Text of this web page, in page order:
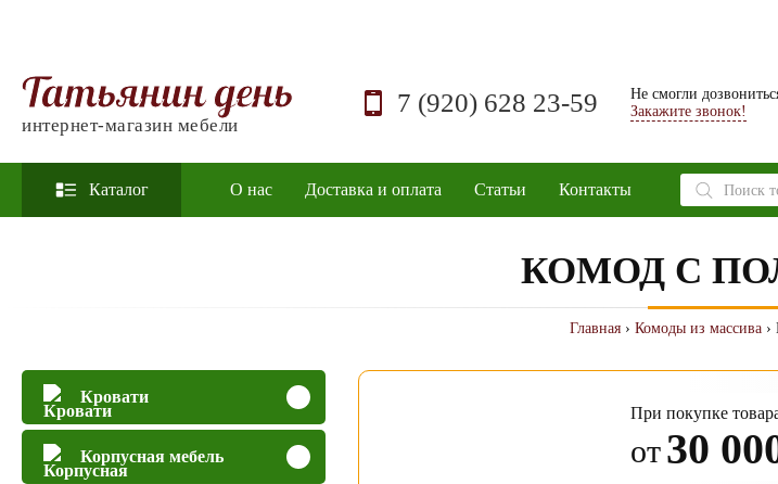
Татьянин день
интернет-магазин мебели
7 (920) 628 23-59
Не смогли
Закажите звонок!
Каталог О нас Доставка и оплата Статьи Контакты
Поиск
товаров
КОМОД С
Главная › Комоды из массива ›
Кровати
Корпусная мебель
При покупке
от30